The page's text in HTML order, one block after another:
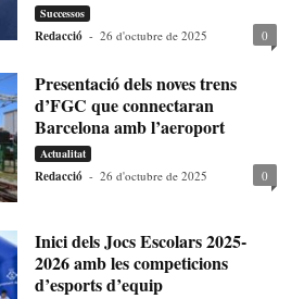
Successos
Redacció - 26 d'octubre de 2025 0
Presentació dels noves trens
d’FGC que connectaran
Barcelona amb l’aeroport
Actualitat
Redacció - 26 d'octubre de 2025 0
Inici dels Jocs Escolars 2025-
2026 amb les competicions
d’esports d’equip